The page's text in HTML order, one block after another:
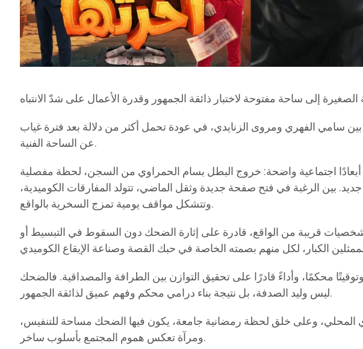
بين سامي الفهري ومروى الزنايدي، في عودة تحمل أكثر من دلالة بعد فترة غياب
عن الساحة الفنية.
اجتماعية واضحة: خروج البطل بسام الحمراوي من السجن، لحظة مفصلية
بين الرغبة في فتح صفحة جديدة وثقل الماضي، تتولد المفارقات الكوميدية،
وتتشكل مواقف يومية تمزج السخرية بالواقع.
قريبة من الواقع، قادرة على إثارة الضحك دون السقوط في التبسيط أو
محكمًا، وأداءً قادرًا على تحقيق التوازن بين الطرافة والمصداقية. فالضحك
ليس وليد الصدفة، بل نتيجة بناء درامي محكم وفهم عميق لذائقة الجمهور.
المحلي، وعلى خلق لحظة رمضانية جامعة، يكون فيها الضحك مساحة للتنفيس،
ومرآة تعكس هموم المجتمع بأسلوب ساخر.